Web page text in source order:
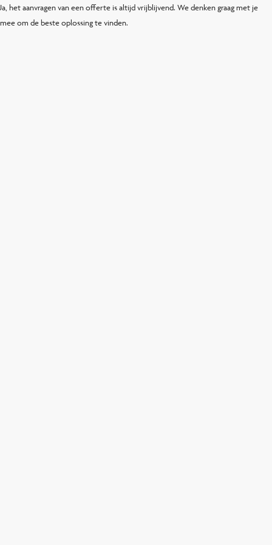
Ja, het aanvragen van een offerte is altijd vrijblijvend. We denken graag met je
mee om de beste oplossing te vinden.